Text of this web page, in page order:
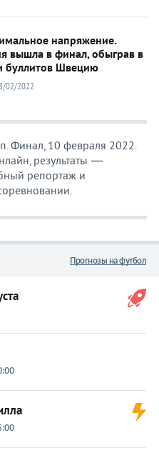
напряжение.
вышла в финал, обыграв в
буллитов Швецию
02/2022
Финал, 10 февраля 2022.
результаты —
репортаж и
Прогнозы на футбол